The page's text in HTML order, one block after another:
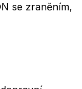
se zraněním,